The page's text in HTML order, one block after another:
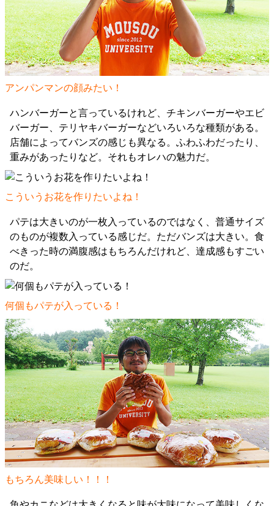
アンパンマンの顔みたい！
ハンバーガーと言っているけれど、チキンバーガーやエビ
バーガー、テリヤキバーガーなどいろいろな種類がある。
店舗によってバンズの感じも異なる。ふわふわだったり、
重みがあったりなど。それもオレハの魅力だ。
こういうお花を作りたいよね！
パテは大きいのが一枚入っているのではなく、普通サイズ
のものが複数入っている感じだ。ただバンズは大きい。食
べきった時の満腹感はもちろんだけれど、達成感もすごい
のだ。
何個もパテが入っている！
もちろん美味しい！！！